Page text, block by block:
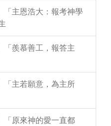
「主恩浩大：報考神學
「羨慕善工，報答主
「主若願意，為主所
「原來神的愛一直都